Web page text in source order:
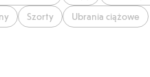
Szorty Ubrania ciążowe